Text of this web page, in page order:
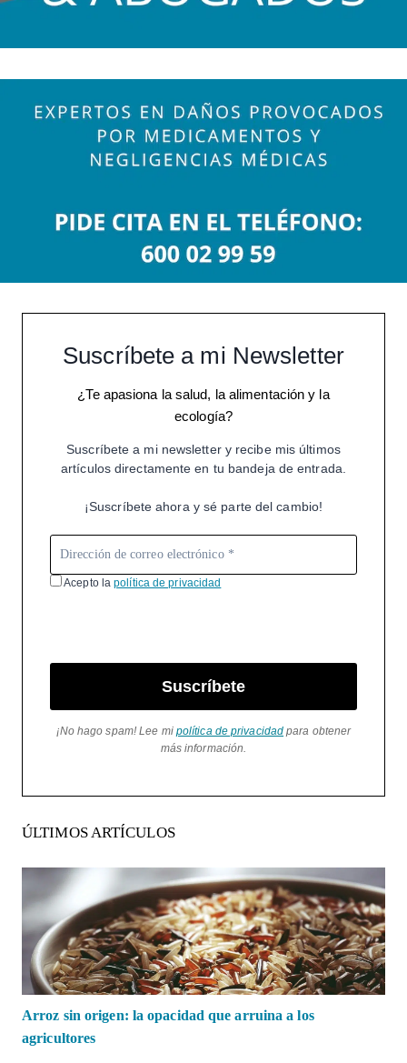
Suscríbete a mi Newsletter
¿Te apasiona la salud, la alimentación y la
ecología?
Suscríbete a mi newsletter y recibe mis últimos
artículos directamente en tu bandeja de entrada.
¡Suscríbete ahora y sé parte del cambio!
Acepto lapolítica de privacidad
Suscríbete
¡No hago spam! Lee mi política de privacidad para obtener
más información.
ÚLTIMOS ARTÍCULOS
Arroz sin origen: la opacidad que arruina a los
agricultores